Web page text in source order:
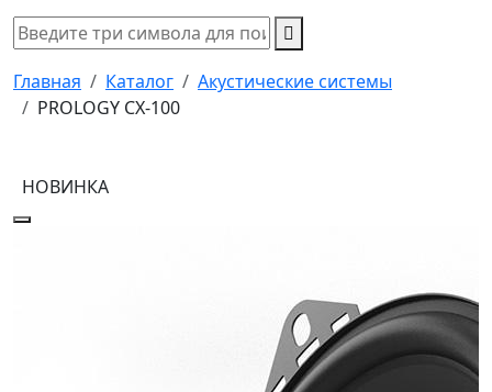
Главная Каталог
Акустические системы
PROLOGY CX-100
НОВИНКА